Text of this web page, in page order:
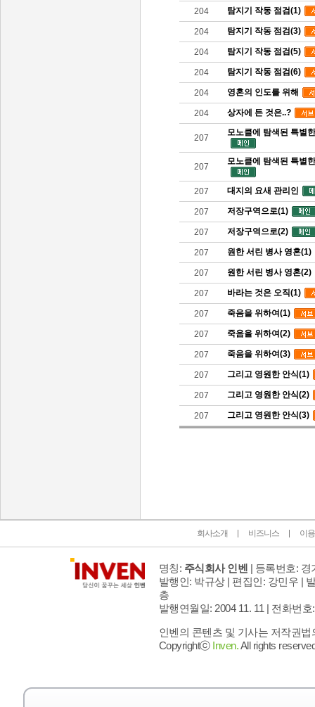
204 탐지기 작동 점검(1)
204 탐지기 작동 점검(3)
204 탐지기 작동 점검(5)
204 탐지기 작동 점검(6)
204 영혼의 인도를 위해
204 상자에 든 것은..?
207
모노클에 탐색된 특별
207
모노클에 탐색된 특별
207 대지의 요새 관리인
207 저장구역으로(1)
207 저장구역으로(2)
207 원한 서린 병사 영혼(1)
207 원한 서린 병사 영혼(2)
207 바라는 것은 오직(1)
207 죽음을 위하여(1)
207 죽음을 위하여(2)
207 죽음을 위하여(3)
207 그리고 영원한 안식(1)
207 그리고 영원한 안식(2)
207 그리고 영원한 안식(3)
회사소개 비즈니스 이
명칭: 주식회사 인벤 | 등록번호: 경
발행인: 박규상 | 편집인: 강민우 |
층
발행연월일: 2004 11. 11 | 전화번호
인벤의 콘텐츠 및 기사는 저작권
Copyrightⓒ Inven.All rights